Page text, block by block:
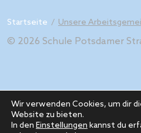
Startseite / Unsere
© 2026 Schule Potsdamer
Wir verwenden Cookies, um dir
Website zu bieten.
In den Einstellungen kannst du